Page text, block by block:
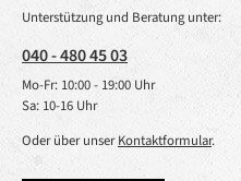
Unterstützung und Beratung unter:
040 - 480 45 03
Mo-Fr: 10:00 - 19:00 Uhr
Sa: 10-16 Uhr
Oder über unserKontaktformular.